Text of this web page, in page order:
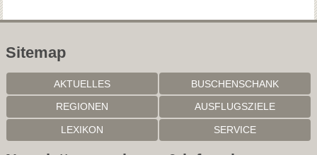
Sitemap
AKTUELLES BUSCHENSCHANK
REGIONEN AUSFLUGSZIELE
LEXIKON SERVICE